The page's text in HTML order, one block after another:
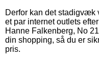
Derfor kan det stadigvæk
et par internet outlets
Hanne Falkenberg, No
din shopping, så du er
pris.